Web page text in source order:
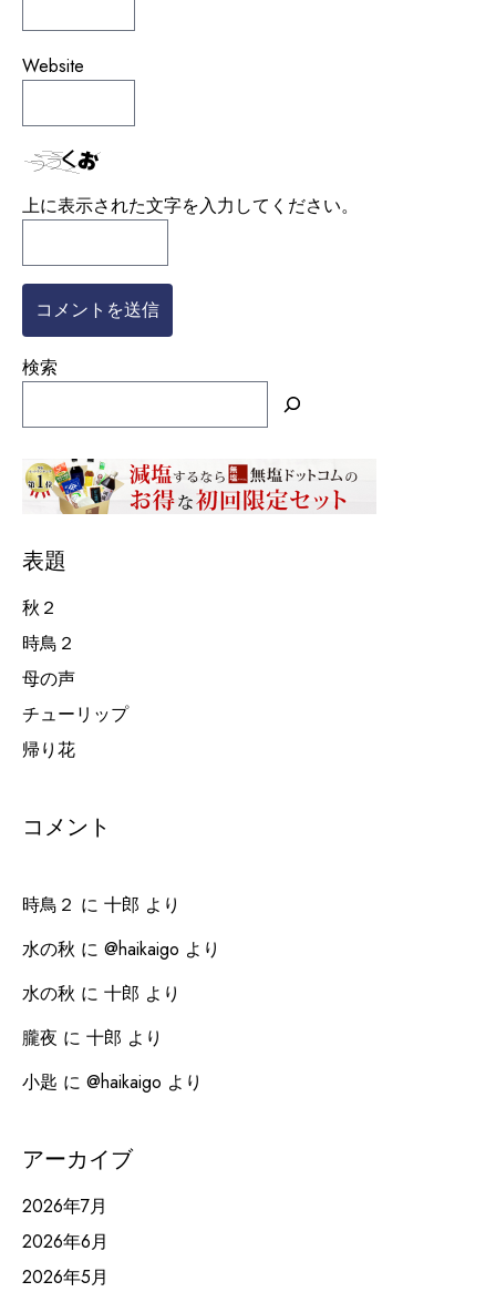
Website
上に表示された文字を入力してください。
検索
表題
秋２
時鳥２
母の声
チューリップ
帰り花
コメント
時鳥２ に 十郎 より
水の秋 に @haikaigo より
水の秋 に 十郎 より
朧夜 に 十郎 より
小匙 に @haikaigo より
アーカイブ
2026年7月
2026年6月
2026年5月